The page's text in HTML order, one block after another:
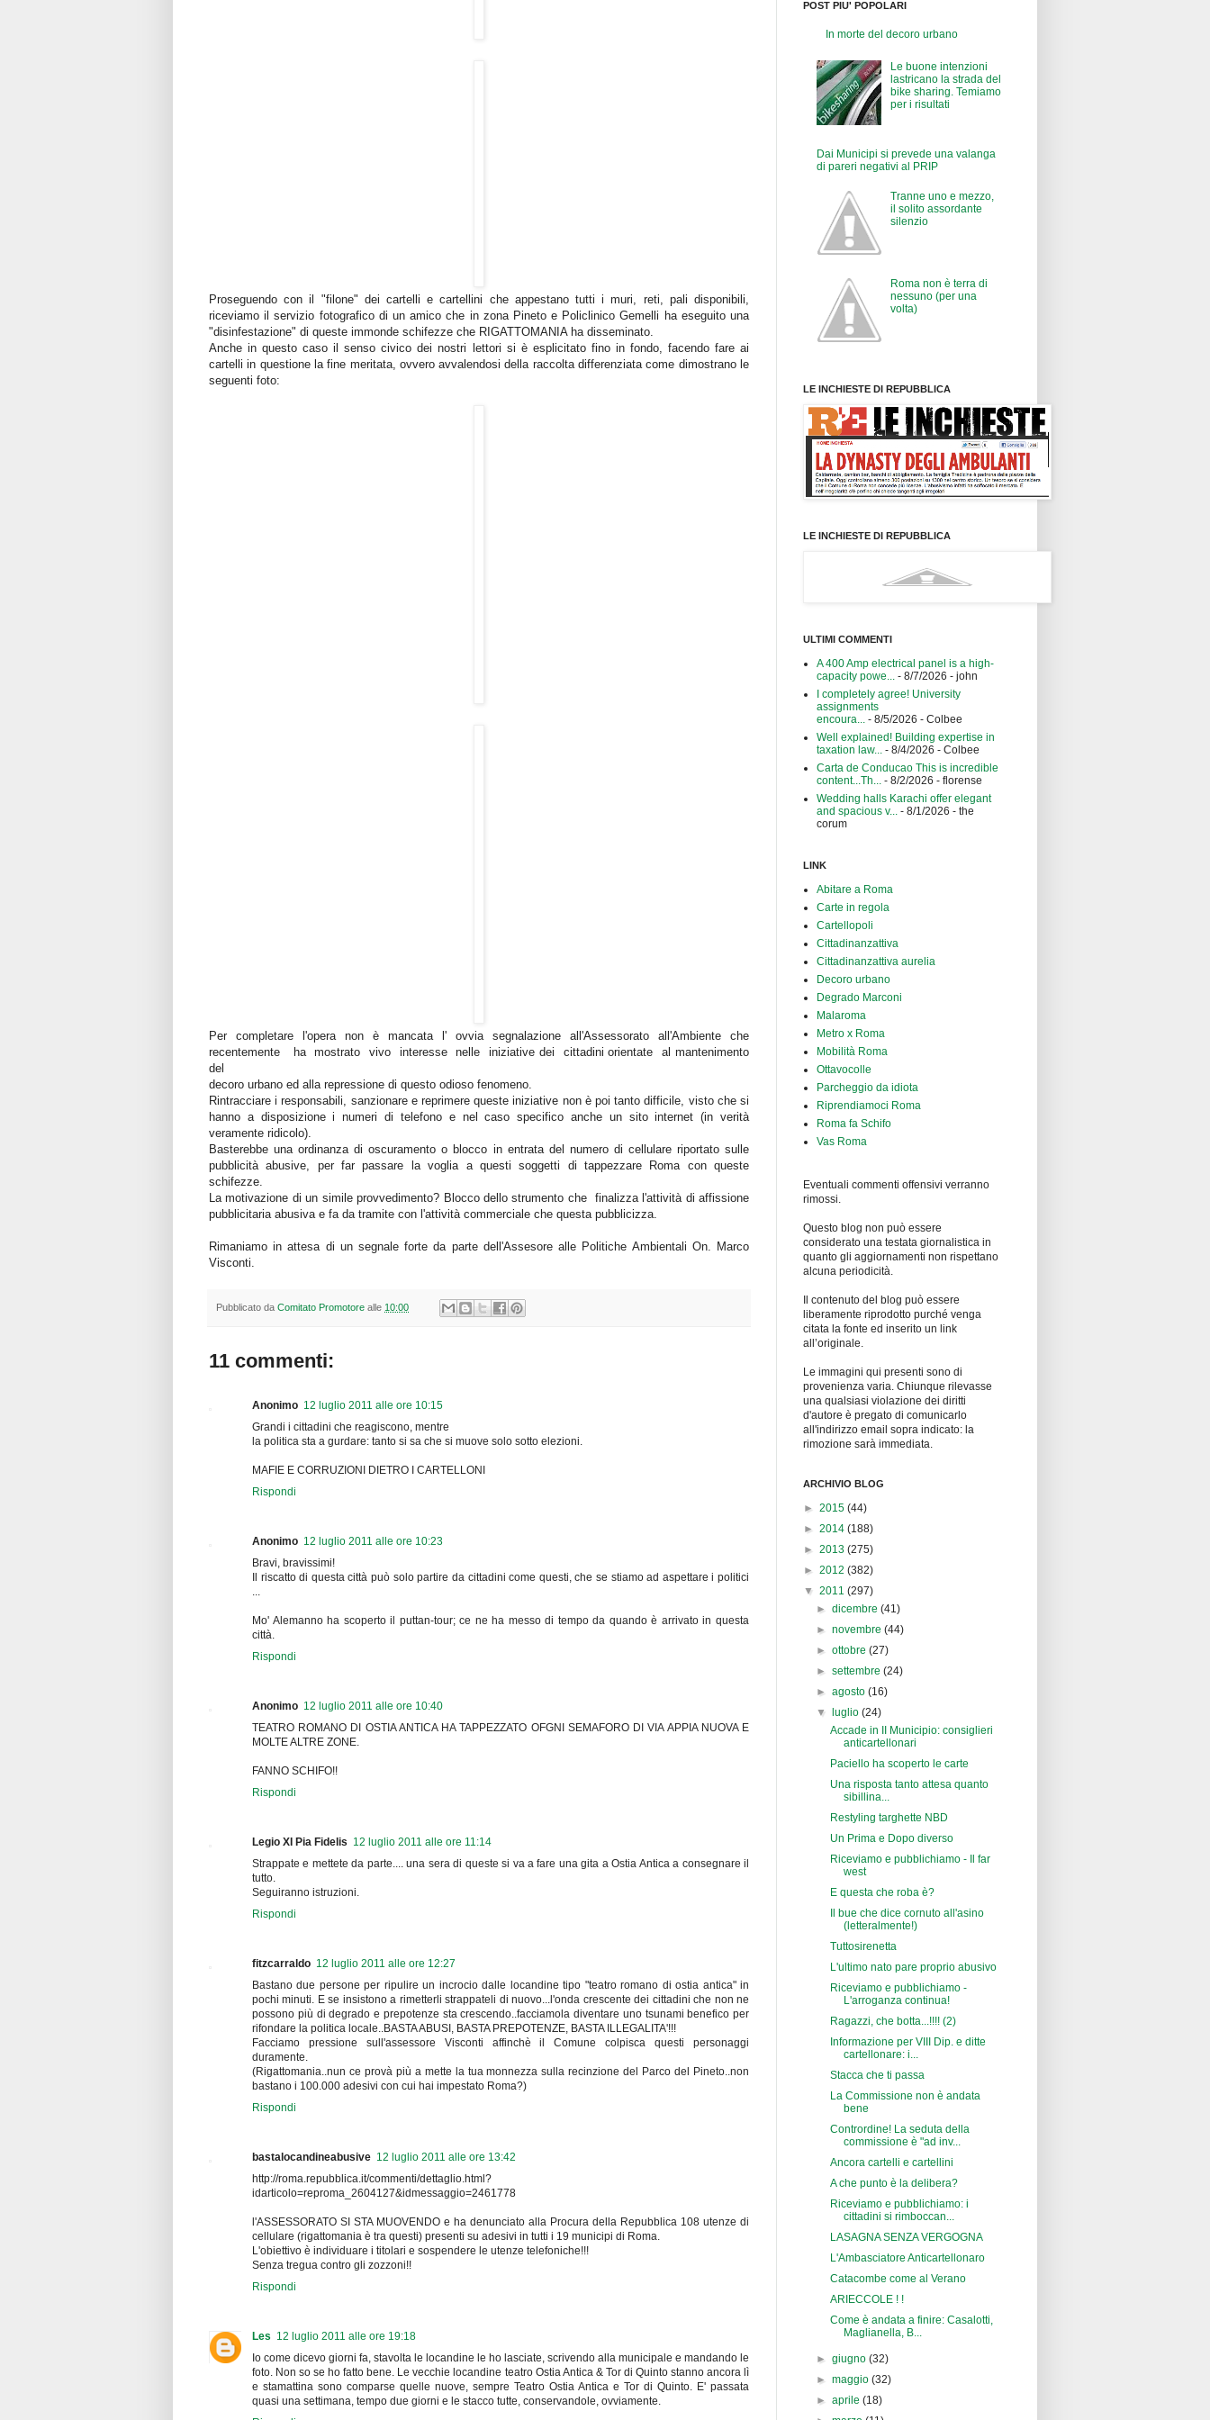
Proseguendo con il "filone" dei cartelli e cartellini che appestano tutti i muri, reti, pali disponibili,
riceviamo il servizio fotografico di un amico che in zona Pineto e Policlinico Gemelli ha eseguito una
"disinfestazione" di queste immonde schifezze che RIGATTOMANIA ha disseminato.
Anche in questo caso il senso civico dei nostri lettori si è esplicitato fino in fondo, facendo fare ai
cartelli in questione la fine meritata, ovvero avvalendosi della raccolta differenziata come dimostrano le
seguenti foto:
Per completare l'opera non è mancata l' ovvia segnalazione all'Assessorato all'Ambiente che
recentemente ha mostrato vivo interesse nelle iniziative dei cittadini orientate al mantenimento
del
decoro urbano ed alla repressione di questo odioso fenomeno.
Rintracciare i responsabili, sanzionare e reprimere queste iniziative non è poi tanto difficile, visto che si
hanno a disposizione i numeri di telefono e nel caso specifico anche un sito internet (in verità
veramente ridicolo).
Basterebbe una ordinanza di oscuramento o blocco in entrata del numero di cellulare riportato sulle
pubblicità abusive, per far passare la voglia a questi soggetti di tappezzare Roma con queste
schifezze.
La motivazione di un simile provvedimento? Blocco dello strumento che finalizza l'attività di affissione
pubblicitaria abusiva e fa da tramite con l'attività commerciale che questa pubblicizza.
Rimaniamo in attesa di un segnale forte da parte dell'Assesore alle Politiche Ambientali On. Marco
Visconti.
Pubblicato da Comitato Promotore alle 10:00
11 commenti:
Anonimo 12 luglio 2011 alle ore 10:15
Grandi i cittadini che reagiscono, mentre
la politica sta a gurdare: tanto si sa che si muove solo sotto elezioni.
MAFIE E CORRUZIONI DIETRO I CARTELLONI
Rispondi
Anonimo 12 luglio 2011 alle ore 10:23
Bravi, bravissimi!
Il riscatto di questa città può solo partire da cittadini come questi, che se stiamo ad aspettare i politici
...
Mo' Alemanno ha scoperto il puttan-tour; ce ne ha messo di tempo da quando è arrivato in questa
città.
Rispondi
Anonimo 12 luglio 2011 alle ore 10:40
TEATRO ROMANO DI OSTIA ANTICA HA TAPPEZZATO OFGNI SEMAFORO DI VIA APPIA NUOVA E
MOLTE ALTRE ZONE.
FANNO SCHIFO!!
Rispondi
Legio XI Pia Fidelis 12 luglio 2011 alle ore 11:14
Strappate e mettete da parte.... una sera di queste si va a fare una gita a Ostia Antica a consegnare il
tutto.
Seguiranno istruzioni.
Rispondi
fitzcarraldo 12 luglio 2011 alle ore 12:27
Bastano due persone per ripulire un incrocio dalle locandine tipo "teatro romano di ostia antica" in
pochi minuti. E se insistono a rimetterli strappateli di nuovo...l'onda crescente dei cittadini che non ne
possono più di degrado e prepotenze sta crescendo..facciamola diventare uno tsunami benefico per
rifondare la politica locale..BASTA ABUSI, BASTA PREPOTENZE, BASTA ILLEGALITA'!!!
Facciamo pressione sull'assessore Visconti affinchè il Comune colpisca questi personaggi
duramente.
(Rigattomania..nun ce provà più a mette la tua monnezza sulla recinzione del Parco del Pineto..non
bastano i 100.000 adesivi con cui hai impestato Roma?)
Rispondi
bastalocandineabusive 12 luglio 2011 alle ore 13:42
http://roma.repubblica.it/commenti/dettaglio.html?
idarticolo=reproma_2604127&idmessaggio=2461778
l'ASSESSORATO SI STA MUOVENDO e ha denunciato alla Procura della Repubblica 108 utenze di
cellulare (rigattomania è tra questi) presenti su adesivi in tutti i 19 municipi di Roma.
L'obiettivo è individuare i titolari e sospendere le utenze telefoniche!!!
Senza tregua contro gli zozzoni!!
Rispondi
Les 12 luglio 2011 alle ore 19:18
Io come dicevo giorni fa, stavolta le locandine le ho lasciate, scrivendo alla municipale e mandando le
foto. Non so se ho fatto bene. Le vecchie locandine teatro Ostia Antica & Tor di Quinto stanno ancora lì
e stamattina sono comparse quelle nuove, sempre Teatro Ostia Antica e Tor di Quinto. E' passata
quasi una settimana, tempo due giorni e le stacco tutte, conservandole, ovviamente.
POST PIU' POPOLARI
In morte del decoro urbano
Le buone intenzioni
lastricano la strada del
bike sharing. Temiamo
per i risultati
Dai Municipi si prevede una valanga
di pareri negativi al PRIP
Tranne uno e mezzo,
il solito assordante
silenzio
Roma non è terra di
nessuno (per una
volta)
LE INCHIESTE DI REPUBBLICA
LE INCHIESTE DI REPUBBLICA
ULTIMI COMMENTI
A 400 Amp electrical panel is a high-
capacity powe... - 8/7/2026 - john
I completely agree! University
assignments
encoura... - 8/5/2026 - Colbee
Well explained! Building expertise in
taxation law... - 8/4/2026 - Colbee
Carta de Conducao This is incredible
content...Th... - 8/2/2026 - florense
Wedding halls Karachi offer elegant
and spacious v... - 8/1/2026 - the
corum
LINK
Abitare a Roma
Carte in regola
Cartellopoli
Cittadinanzattiva
Cittadinanzattiva aurelia
Decoro urbano
Degrado Marconi
Malaroma
Metro x Roma
Mobilità Roma
Ottavocolle
Parcheggio da idiota
Riprendiamoci Roma
Roma fa Schifo
Vas Roma
Eventuali commenti offensivi verranno
rimossi.
Questo blog non può essere
considerato una testata giornalistica in
quanto gli aggiornamenti non rispettano
alcuna periodicità.
Il contenuto del blog può essere
liberamente riprodotto purché venga
citata la fonte ed inserito un link
all’originale.
Le immagini qui presenti sono di
provenienza varia. Chiunque rilevasse
una qualsiasi violazione dei diritti
d'autore è pregato di comunicarlo
all'indirizzo email sopra indicato: la
rimozione sarà immediata.
ARCHIVIO BLOG
► 2015 (44)
► 2014 (188)
► 2013 (275)
► 2012 (382)
▼ 2011 (297)
►dicembre(41)
►novembre(44)
►ottobre(27)
►settembre(24)
►agosto(16)
▼
luglio(24)
Accade in II Municipio: consiglieri
anticartellonari
Paciello ha scoperto le carte
Una risposta tanto attesa quanto
sibillina...
Restyling targhette NBD
Un Prima e Dopo diverso
Riceviamo e pubblichiamo - Il far
west
E questa che roba è?
Il bue che dice cornuto all'asino
(letteralmente!)
Tuttosirenetta
L'ultimo nato pare proprio abusivo
Riceviamo e pubblichiamo -
L'arroganza continua!
Ragazzi, che botta...!!!! (2)
Informazione per VIII Dip. e ditte
cartellonare: i...
Stacca che ti passa
La Commissione non è andata
bene
Contrordine! La seduta della
commissione è "ad inv...
Ancora cartelli e cartellini
A che punto è la delibera?
Riceviamo e pubblichiamo: i
cittadini si rimboccan...
LASAGNA SENZA VERGOGNA
L'Ambasciatore Anticartellonaro
Catacombe come al Verano
ARIECCOLE ! !
Come è andata a finire: Casalotti,
Maglianella, B...
►giugno(32)
►maggio(32)
►aprile(18)